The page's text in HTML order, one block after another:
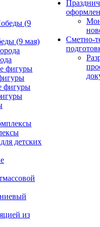
(9 мая)
детских
из
Сметно-